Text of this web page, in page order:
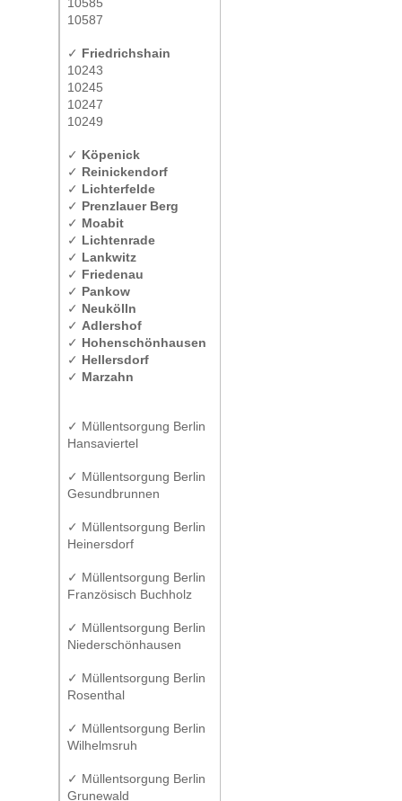
10587
✓ Friedrichshain
10243
10245
10247
10249
✓ Köpenick
✓ Reinickendorf
✓ Lichterfelde
✓ Prenzlauer Berg
✓ Moabit
✓ Lichtenrade
✓ Lankwitz
✓ Friedenau
✓ Pankow
✓ Neukölln
✓ Adlershof
✓ Hohenschönhausen
✓ Hellersdorf
✓ Marzahn
✓ Müllentsorgung Berlin
Hansaviertel
✓ Müllentsorgung Berlin
Gesundbrunnen
✓ Müllentsorgung Berlin
Heinersdorf
✓ Müllentsorgung Berlin
Französisch Buchholz
✓ Müllentsorgung Berlin
Niederschönhausen
✓ Müllentsorgung Berlin
Rosenthal
✓ Müllentsorgung Berlin
Wilhelmsruh
✓ Müllentsorgung Berlin
Grunewald